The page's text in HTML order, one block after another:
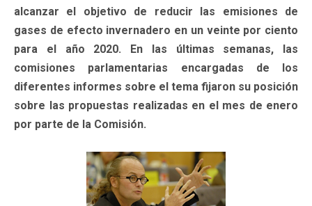
alcanzar el objetivo de reducir las emisiones de
gases de efecto invernadero en un veinte por ciento
para el año 2020. En las últimas semanas, las
comisiones parlamentarias encargadas de los
diferentes informes sobre el tema fijaron su posición
sobre las propuestas realizadas en el mes de enero
por parte de la Comisión.